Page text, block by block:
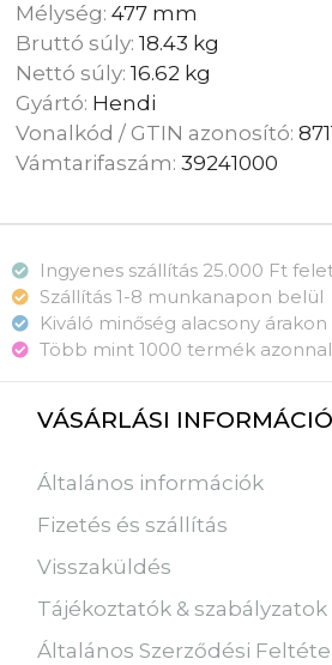
Mélység:477 mm
Bruttó súly:18.43 kg
Nettó súly:16.62 kg
Gyártó: Hendi
Vonalkód / GTIN azonosító:
Vámtarifaszám:39241000
Ingyenes szállítás 25.000 Ft
Szállítás 1-8 munkanapon belül
Kiváló minőség alacsony árakon
Több mint 1000 termék
VÁSÁRLÁSI
Általános információk
Fizetés és szállítás
Visszaküldés
Tájékoztatók & szabályzatok
Általános Szerződési